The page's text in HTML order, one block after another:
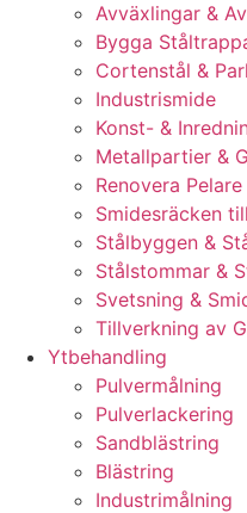
Avväxlingar &
Bygga
Cortenstål &
Industrismide
Konst- &
Metallpartier &
Renovera
Smidesräcken
Stålbyggen &
Stålstommar &
Svetsning &
Tillverkning av
Ytbehandling
Pulvermålning
Pulverlackering
Sandblästring
Blästring
Industrimålning